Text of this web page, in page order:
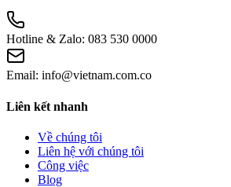
Hotline & Zalo: 083 530 0000
Email: info@vietnam.com.co
Liên kết nhanh
Về chúng tôi
Liên hệ với chúng tôi
Công việc
Blog